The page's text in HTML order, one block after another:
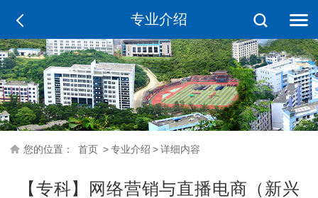
专业介绍
您的位置： 首页 > 专业介绍 > 详细内容
【专科】网络营销与直播电商（新兴